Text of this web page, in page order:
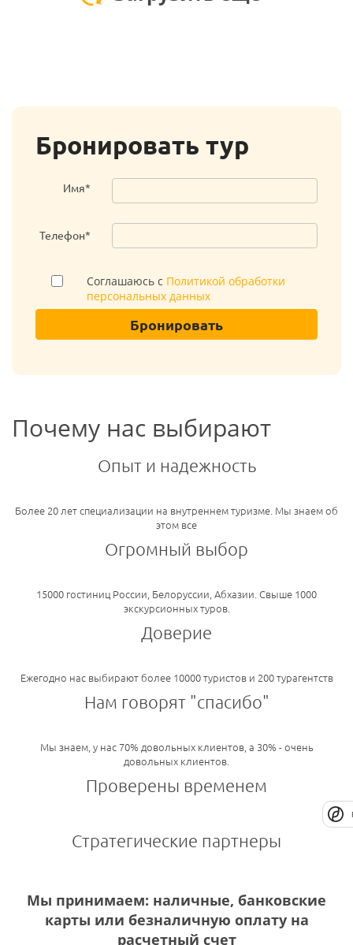
Бронировать тур
Имя*
Телефон*
Соглашаюсь с Политикой обработки
персональных данных
Бронировать
Почему нас выбирают
Опыт и надежность
Более 20 лет специализации на внутреннем туризме. Мы знаем об
этом все
Огромный выбор
15000 гостиниц России, Белоруссии, Абхазии. Свыше 1000
экскурсионных туров.
Доверие
Ежегодно нас выбирают более 10000 туристов и 200 турагентств
Нам говорят "спасибо"
Мы знаем, у нас 70% довольных клиентов, а 30% - очень
довольных клиентов.
Проверены временем
Стратегические партнеры
Мы принимаем: наличные, банковские
карты или безналичную оплату на
расчетный счет